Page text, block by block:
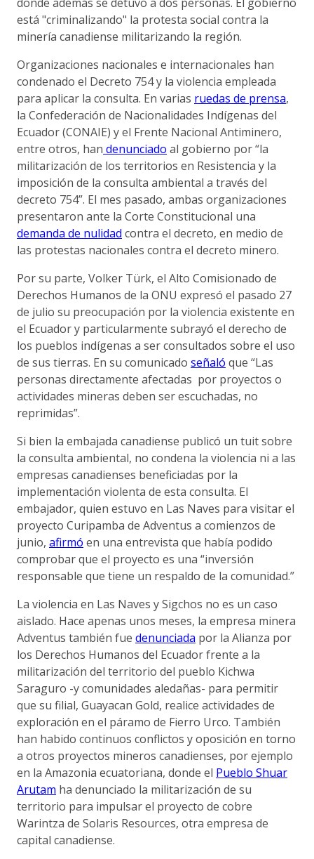
está "criminalizando" la protesta social contra la
minería canadiense militarizando la región.
Organizaciones nacionales e internacionales han
condenado el Decreto 754 y la violencia empleada
para aplicar la consulta. En varias ruedas de prensa,
la Confederación de Nacionalidades Indígenas del
Ecuador (CONAIE) y el Frente Nacional Antiminero,
entre otros, han denunciado al gobierno por “la
militarización de los territorios en Resistencia y la
imposición de la consulta ambiental a través del
decreto 754”. El mes pasado, ambas organizaciones
presentaron ante la Corte Constitucional una
demanda de nulidad contra el decreto, en medio de
las protestas nacionales contra el decreto minero.
Por su parte, Volker Türk, el Alto Comisionado de
Derechos Humanos de la ONU expresó el pasado 27
de julio su preocupación por la violencia existente en
el Ecuador y particularmente subrayó el derecho de
los pueblos indígenas a ser consultados sobre el uso
de sus tierras. En su comunicado señaló que “Las
personas directamente afectadas por proyectos o
actividades mineras deben ser escuchadas, no
reprimidas”.
Si bien la embajada canadiense publicó un tuit sobre
la consulta ambiental, no condena la violencia ni a las
empresas canadienses beneficiadas por la
implementación violenta de esta consulta. El
embajador, quien estuvo en Las Naves para visitar el
proyecto Curipamba de Adventus a comienzos de
junio, afirmó en una entrevista que había podido
comprobar que el proyecto es una “inversión
responsable que tiene un respaldo de la comunidad.”
La violencia en Las Naves y Sigchos no es un caso
aislado. Hace apenas unos meses, la empresa minera
Adventus también fue denunciada por la Alianza por
los Derechos Humanos del Ecuador frente a la
militarización del territorio del pueblo Kichwa
Saraguro -y comunidades aledañas- para permitir
que su filial, Guayacan Gold, realice actividades de
exploración en el páramo de Fierro Urco. También
han habido continuos conflictos y oposición en torno
a otros proyectos mineros canadienses, por ejemplo
en la Amazonia ecuatoriana, donde el Pueblo Shuar
Arutam ha denunciado la militarización de su
territorio para impulsar el proyecto de cobre
Warintza de Solaris Resources, otra empresa de
capital canadiense.